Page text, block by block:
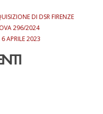
DI DSR FIRENZE
296/2024
APRILE 2023